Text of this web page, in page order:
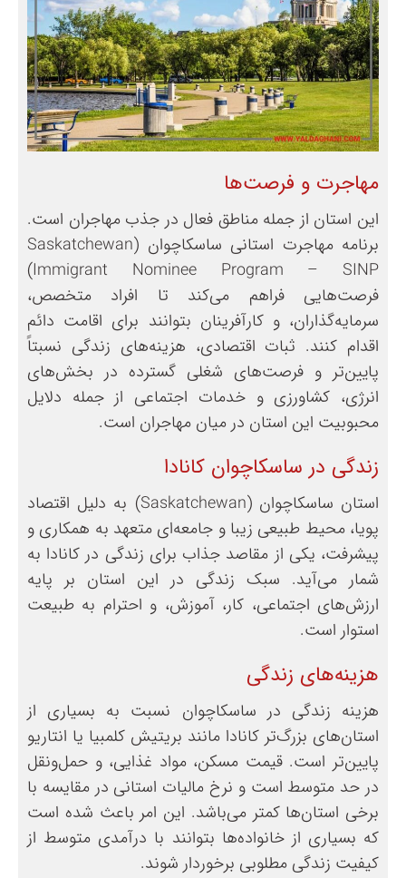
مهاجرت و فرصت‌ها
این استان از جمله مناطق فعال در جذب مهاجران است.
برنامه مهاجرت استانی ساسکاچوان (Saskatchewan
Immigrant Nominee Program – SINP)
فرصت‌هایی فراهم می‌کند تا افراد متخصص،
سرمایه‌گذاران، و کارآفرینان بتوانند برای اقامت دائم
اقدام کنند. ثبات اقتصادی، هزینه‌های زندگی نسبتاً
پایین‌تر و فرصت‌های شغلی گسترده در بخش‌های
انرژی، کشاورزی و خدمات اجتماعی از جمله دلایل
محبوبیت این استان در میان مهاجران است.
زندگی در ساسکاچوان کانادا
استان ساسکاچوان (Saskatchewan) به دلیل اقتصاد
پویا، محیط طبیعی زیبا و جامعه‌ای متعهد به همکاری و
پیشرفت، یکی از مقاصد جذاب برای زندگی در کانادا به
شمار می‌آید. سبک زندگی در این استان بر پایه‌
ارزش‌های اجتماعی، کار، آموزش، و احترام به طبیعت
استوار است.
هزینه‌های زندگی
هزینه زندگی در ساسکاچوان نسبت به بسیاری از
استان‌های بزرگ‌تر کانادا مانند بریتیش کلمبیا یا انتاریو
پایین‌تر است. قیمت مسکن، مواد غذایی، و حمل‌ونقل
در حد متوسط است و نرخ مالیات استانی در مقایسه با
برخی استان‌ها کمتر می‌باشد. این امر باعث شده است
که بسیاری از خانواده‌ها بتوانند با درآمدی متوسط از
کیفیت زندگی مطلوبی برخوردار شوند.